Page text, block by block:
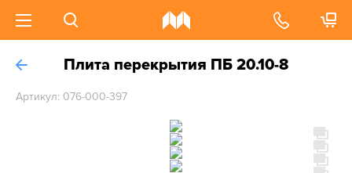
Плита перекрытия ПБ 20.10-8
Артикул: 076-000-397